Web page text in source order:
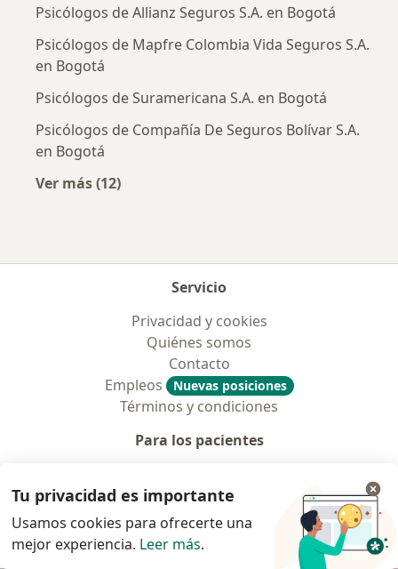
Psicólogos de Allianz Seguros S.A. en Bogotá
Psicólogos de Mapfre Colombia Vida Seguros S.A.
en Bogotá
Psicólogos de Suramericana S.A. en Bogotá
Psicólogos de Compañía De Seguros Bolívar S.A.
en Bogotá
Ver más (12)
Servicio
Privacidad y cookies
Quiénes somos
Contacto
Empleos
Nuevas posiciones
Términos y condiciones
Para los pacientes
Clínicas
Pregunta al Experto
Medicamentos
Tu privacidad es importante
Usamos cookies para ofrecerte una
mejor experiencia. Leer más.